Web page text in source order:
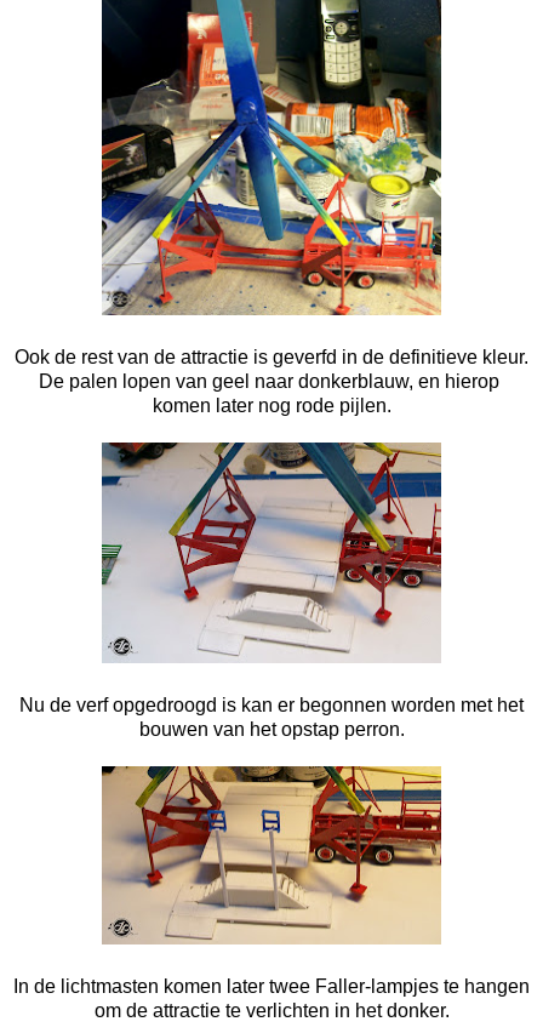
Ook de rest van de attractie is geverfd in de definitieve kleur.
De palen lopen van geel naar donkerblauw, en hierop
komen later nog rode pijlen.
Nu de verf opgedroogd is kan er begonnen worden met het
bouwen van het opstap perron.
In de lichtmasten komen later twee Faller-lampjes te hangen
om de attractie te verlichten in het donker.